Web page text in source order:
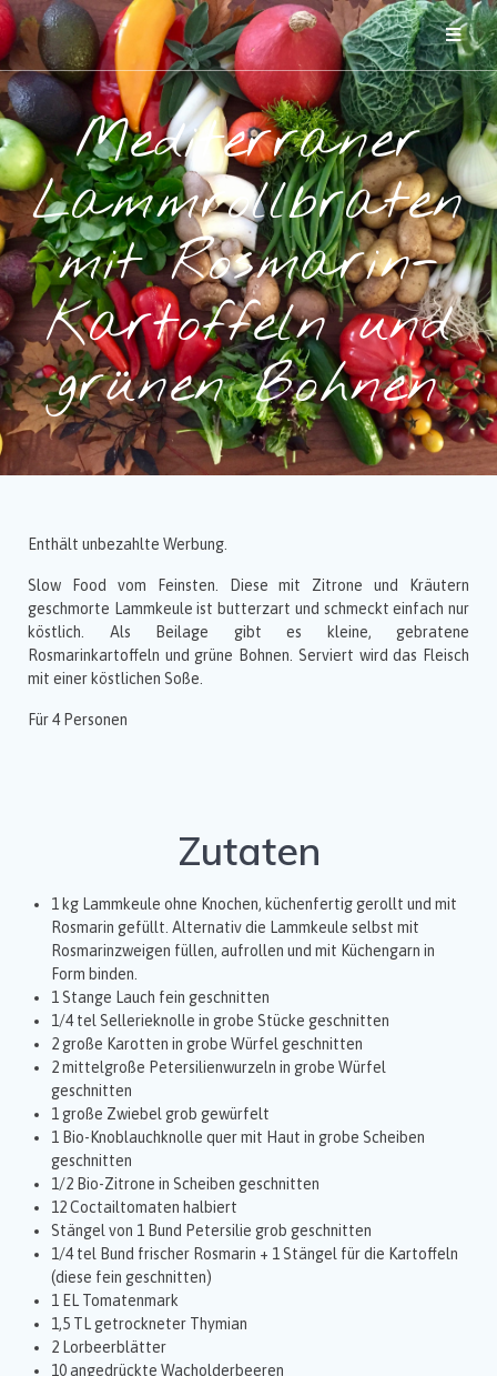
Mediterraner
Lammrollbraten
mit Rosmarin-
Kartoffeln und
grünen Bohnen
Enthält unbezahlte Werbung.
Slow Food vom Feinsten. Diese mit Zitrone und Kräutern
geschmorte Lammkeule ist butterzart und schmeckt einfach nur
köstlich. Als Beilage gibt es kleine, gebratene
Rosmarinkartoffeln und grüne Bohnen. Serviert wird das Fleisch
mit einer köstlichen Soße.
Für 4 Personen
Zutaten
1 kg Lammkeule ohne Knochen, küchenfertig gerollt und mit
Rosmarin gefüllt. Alternativ die Lammkeule selbst mit
Rosmarinzweigen füllen, aufrollen und mit Küchengarn in
Form binden.
1 Stange Lauch fein geschnitten
1/4 tel Sellerieknolle in grobe Stücke geschnitten
2 große Karotten in grobe Würfel geschnitten
2 mittelgroße Petersilienwurzeln in grobe Würfel
geschnitten
1 große Zwiebel grob gewürfelt
1 Bio-Knoblauchknolle quer mit Haut in grobe Scheiben
geschnitten
1/2 Bio-Zitrone in Scheiben geschnitten
12 Coctailtomaten halbiert
Stängel von 1 Bund Petersilie grob geschnitten
1/4 tel Bund frischer Rosmarin + 1 Stängel für die Kartoffeln
(diese fein geschnitten)
1 EL Tomatenmark
1,5 TL getrockneter Thymian
2 Lorbeerblätter
10 angedrückte Wacholderbeeren